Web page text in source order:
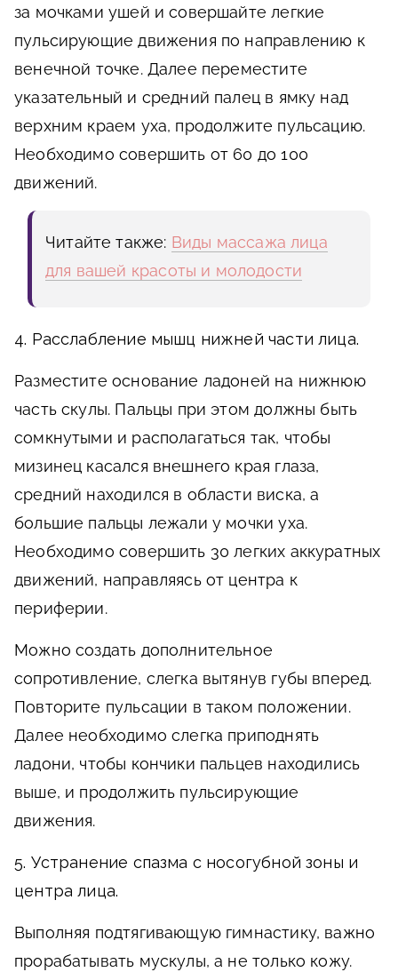
за мочками ушей и совершайте легкие
пульсирующие движения по направлению к
венечной точке. Далее переместите
указательный и средний палец в ямку над
верхним краем уха, продолжите пульсацию.
Необходимо совершить от 60 до 100
движений.
Читайте также: Виды массажа лица
для вашей красоты и молодости
4. Расслабление мышц нижней части лица.
Разместите основание ладоней на нижнюю
часть скулы. Пальцы при этом должны быть
сомкнутыми и располагаться так, чтобы
мизинец касался внешнего края глаза,
средний находился в области виска, а
большие пальцы лежали у мочки уха.
Необходимо совершить 30 легких аккуратных
движений, направляясь от центра к
периферии.
Можно создать дополнительное
сопротивление, слегка вытянув губы вперед.
Повторите пульсации в таком положении.
Далее необходимо слегка приподнять
ладони, чтобы кончики пальцев находились
выше, и продолжить пульсирующие
движения.
5. Устранение спазма с носогубной зоны и
центра лица.
Выполняя подтягивающую гимнастику, важно
прорабатывать мускулы, а не только кожу.